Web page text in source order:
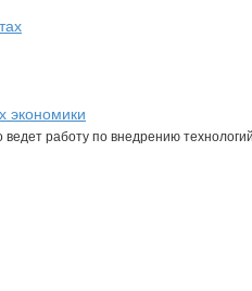
экономики
работу по внедрению